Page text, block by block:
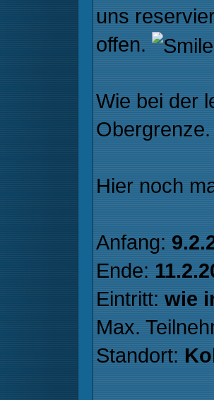
uns
offen.
Wie bei der
Obergrenze.
Hier noch
Anfang:
Ende:
Eintritt: wie
Max.
Standort: